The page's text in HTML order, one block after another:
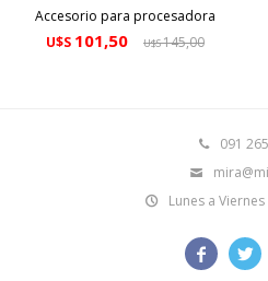
Accesorio para procesadora
U$S 101,50 U$S145,00
091
Lunes a
 